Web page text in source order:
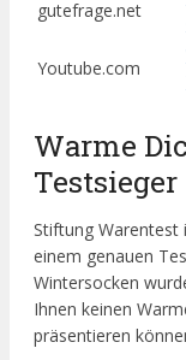
gutefrage.net
Youtube.com
Warme
Testsieger
Stiftung Warentest
einem genauen
Wintersocken
Ihnen keinen
präsentieren